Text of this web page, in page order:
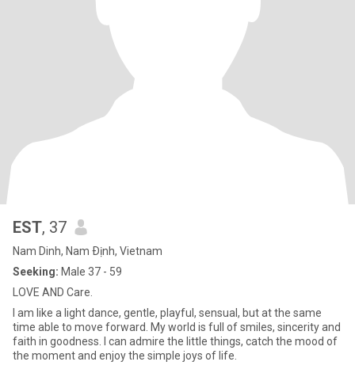
EST, 37
Nam Dinh, Nam Ðịnh, Vietnam
Seeking: Male 37 - 59
LOVE AND Care.
I am like a light dance, gentle, playful, sensual, but at the same
time able to move forward. My world is full of smiles, sincerity and
faith in goodness. I can admire the little things, catch the mood of
the moment and enjoy the simple joys of life.